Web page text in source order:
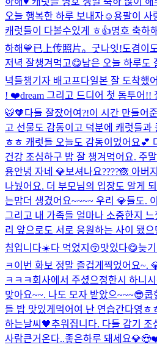
오늘 행복한 하루 보내자☺️용팔이 사
캐럿들이 다볼수있게 ㅎ👍명호 축하
하해💙已上传照片。 굿나잇!도겸이
저녁 잘챙겨먹고😋남은 오늘 하루도
녁들챙기자 배고프다일본 잘 도착했
! ❤️dream 그리고 드디어 첫 돔투어!!
🐯🧡다들 잘잤어여?!이 시간 만들어
고 선물도 감동이고 덕분에 캐럿들과
ㅎㅎ 캐럿들 오늘도 감동이었어요💕
건강 조심하구 밥 잘 챙겨먹어요. 주
용안녕 자네 💎보셔나요????🙈 아버
나눴어요. 더 부모님의 입장도 알게
는맘더 생겼어요~~~~ 우리 💎들도.
그리고 내 가족들 얼마나 소중한지
리 앞으로도 서로 응원하는 사이 됐
침입니다☀️다 먹었지😚맛있다😋늦
ㅋ 이번 화보 정말 즐겁게찍었어요~.
ㅋㅋㅋ회사에서 주셨으정한시 하니시
맞아요~~. 나도 모자 받았으~~~😎쿱
들 밥 맛있게먹어여 난 연습간다영ㅎ
하는날씨🖤추워집니다. 다들 감기 조
사람큰거온다..좋은하루 돼세요